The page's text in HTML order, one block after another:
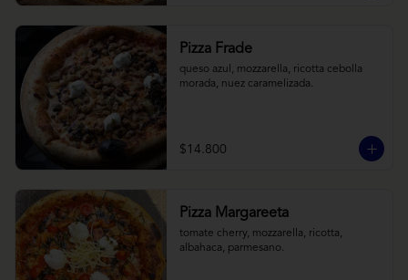
Pizza Frade
queso azul, mozzarella, ricotta cebolla
morada, nuez caramelizada.
$14.800
Pizza Margareeta
tomate cherry, mozzarella, ricotta,
albahaca, parmesano.